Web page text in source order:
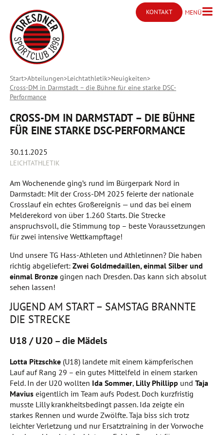
KONTAKT
Kontakt öffnen
MENÜMenü
Start Abteilungen Leichtathletik Neuigkeiten
Cross-DM in Darmstadt – die Bühne für eine starke DSC-
Performance
CROSS-DM IN DARMSTADT – DIE BÜHNE
FÜR EINE STARKE DSC-PERFORMANCE
30.11.2025
LEICHTATHLETIK
Am Wochenende ging’s rund im Bürgerpark Nord in
Darmstadt: Mit der Cross-DM 2025 feierte der nationale
Crosslauf ein echtes Großereignis — und das bei einem
Melderekord von über 1.260 Starts. Die Strecke
anspruchsvoll, die Stimmung top – beste Voraussetzungen
für zwei intensive Wettkampftage!
Und unsere TG Hass-Athleten und Athletinnen? Die haben
richtig abgeliefert: Zwei Goldmedaillen, einmal Silber und
einmal Bronze gingen nach Dresden. Das kann sich absolut
sehen lassen!
JUGEND AM START – SAMSTAG BRANNTE
DIE STRECKE
U18 / U20 – die Mädels
Lotta Pitzschke (U18) landete mit einem kämpferischen
Lauf auf Rang 29 – ein gutes Mittelfeld in einem starken
Feld. In der U20 wollten Ida Sommer, Lilly Phillipp und Taja
Mavius eigentlich im Team aufs Podest. Doch kurzfristig
musste Lilly krankheitsbedingt passen. Ida zeigte ein
starkes Rennen und wurde Zwölfte. Taja biss sich trotz
leichter Verletzung und nur Ersatztraining in der Vorwoche